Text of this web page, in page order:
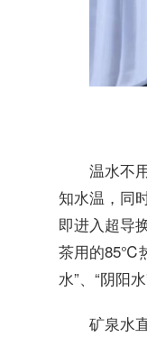
温水不
知水温，同
即进入超导
茶用的85℃
水”、“阴阳
矿泉水